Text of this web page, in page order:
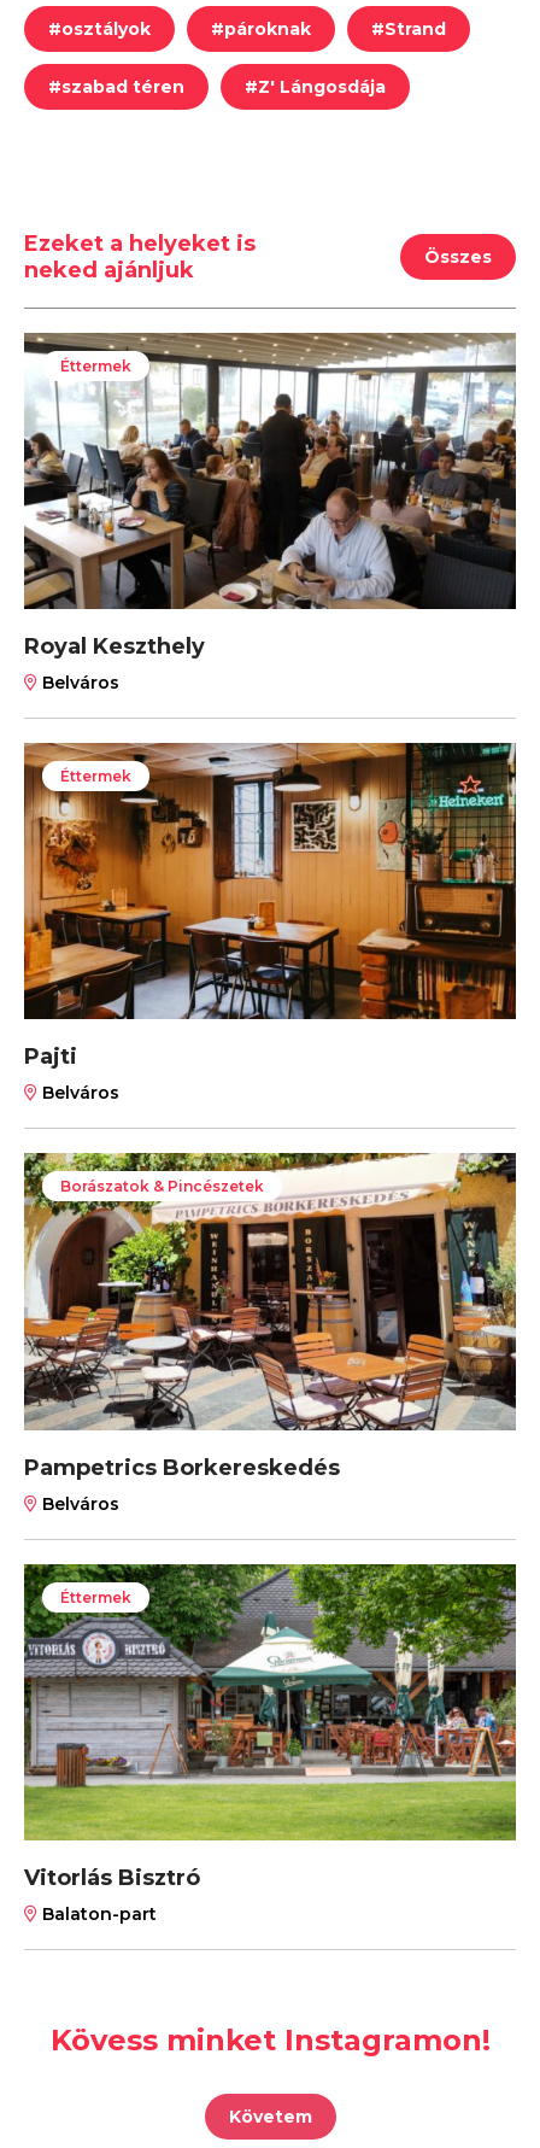
#osztályok #pároknak #Strand
#szabad téren #Z' Lángosdája
Ezeket a helyeket is
neked ajánljuk
Összes
Éttermek
Royal Keszthely
Belváros
Éttermek
Pajti
Belváros
Borászatok & Pincészetek
Pampetrics Borkereskedés
Belváros
Éttermek
Vitorlás Bisztró
Balaton-part
Kövess minket Instagramon!
Követem